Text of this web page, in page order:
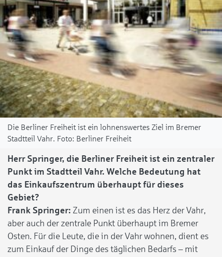
Die Berliner Freiheit ist ein lohnenswertes Ziel im Bremer
Stadtteil Vahr.
Berliner Freiheit
Herr Springer, die Berliner Freiheit ist ein zentraler
Punkt im Stadtteil Vahr. Welche Bedeutung hat
das Einkaufszentrum überhaupt für dieses
Gebiet?
Frank Springer: Zum einen ist es das Herz der Vahr,
aber auch der zentrale Punkt überhaupt im Bremer
Osten. Für die Leute, die in der Vahr wohnen, dient es
zum Einkauf der Dinge des täglichen Bedarfs – mit